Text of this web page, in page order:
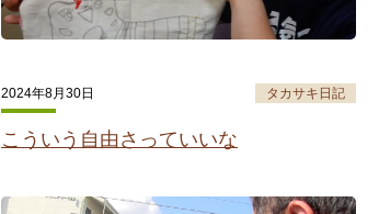
2024年8月30日 タカサキ日記
こういう自由さっていいな